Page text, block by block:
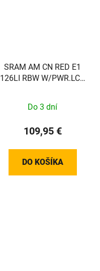
SRAM AM CN RED E1
126LI RBW W/PWR.LCK
Do 3 dní
109,95 €
DO KOŠÍKA